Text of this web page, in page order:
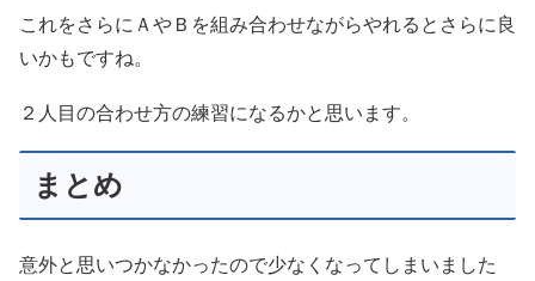
これをさらにＡやＢを組み合わせながらやれるとさらに良
いかもですね。
２人目の合わせ方の練習になるかと思います。
まとめ
意外と思いつかなかったので少なくなってしまいました